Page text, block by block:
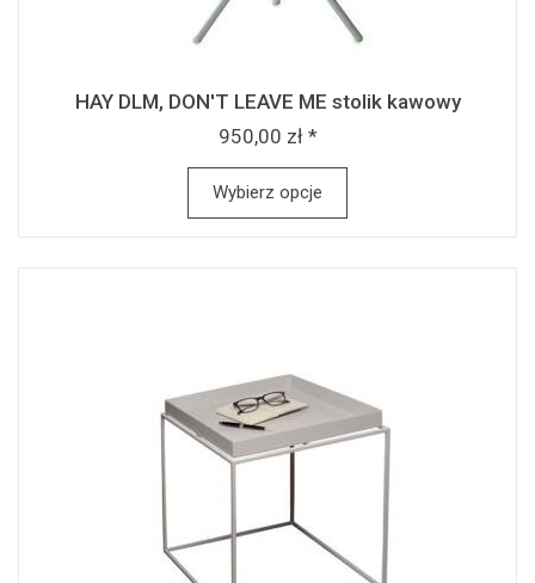
HAY DLM, DON'T LEAVE ME stolik kawowy
950,00 zł *
Wybierz opcje